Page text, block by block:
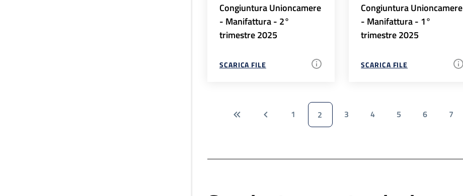
Congiuntura Unioncamere
- Manifattura - 2°
trimestre 2025
SCARICA FILE
Congiuntura Unioncamere
- Manifattura - 1°
trimestre 2025
SCARICA FILE
1 2 3 4 5 6 7